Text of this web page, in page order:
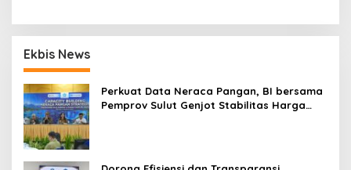
Ekbis News
Perkuat Data Neraca Pangan, BI bersama
Pemprov Sulut Genjot Stabilitas Harga